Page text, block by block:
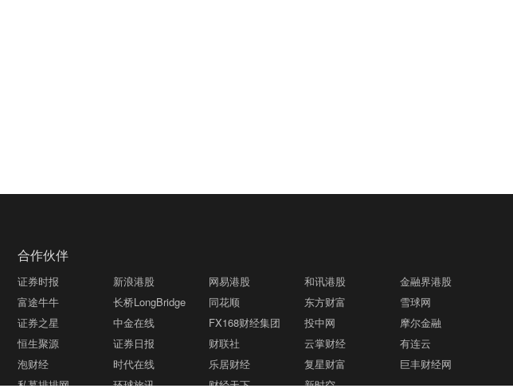
合作伙伴
证券时报 新浪港股 网易港股 和讯港股
金融界港股
富途牛牛
长桥LongBridge 同花顺 东方财富
雪球网
证券之星
中金在线 FX168财经集团 投中网
摩尔金融
恒生聚源
证券日报 财联社 云掌财经
有连云
泡财经
时代在线 乐居财经 复星财富
巨丰财经网
私募排排网
环球旅讯 财经天下 新时空